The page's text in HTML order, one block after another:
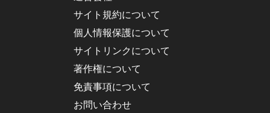
サイト規約について
個人情報保護について
サイトリンクについて
著作権について
免責事項について
お問い合わせ